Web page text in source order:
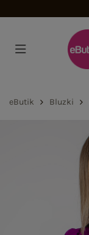
eButik Bluzki